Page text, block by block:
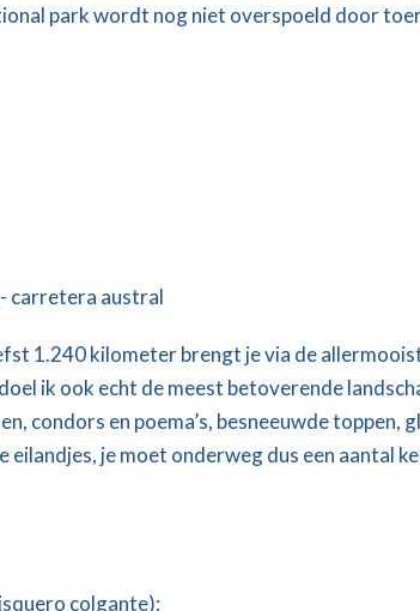
park wordt nog niet overspoeld door
1.240 kilometer brengt je via de
ik ook echt de meest betoverende
condors en poema’s, besneeuwde toppen,
je moet onderweg dus een aantal
colgante);